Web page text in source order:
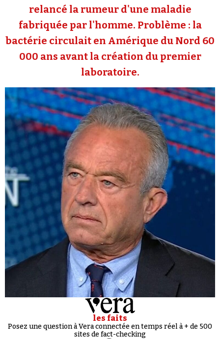
relancé la rumeur d'une maladie
fabriquée par l'homme. Problème : la
bactérie circulait en Amérique du Nord 60
000 ans avant la création du premier
laboratoire.
les faits
Posez une question à Vera connectée en temps réel à + de 500
sites de fact-checking